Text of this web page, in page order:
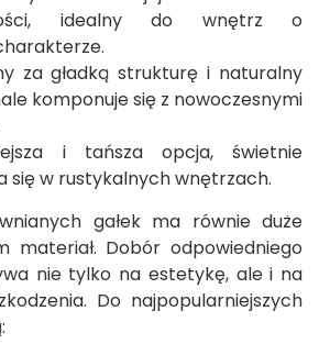
idealny do wnętrz o
za gładką strukturę i naturalny
komponuje się z nowoczesnymi
i tańsza opcja, świetnie
się w rustykalnych wnętrzach.
gałek ma równie duże
materiał. Dobór odpowiedniego
nie tylko na estetykę, ale i na
Do najpopularniejszych